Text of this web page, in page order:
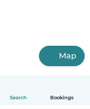
Search Bookings
Map